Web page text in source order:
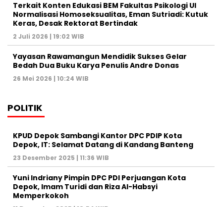
Terkait Konten Edukasi BEM Fakultas Psikologi UI
Normalisasi Homoseksualitas, Eman Sutriadi: Kutuk
Keras, Desak Rektorat Bertindak
2 Juli 2026 | 19:02 WIB
Yayasan Rawamangun Mendidik Sukses Gelar
Bedah Dua Buku Karya Penulis Andre Donas
26 Mei 2026 | 10:24 WIB
POLITIK
KPUD Depok Sambangi Kantor DPC PDIP Kota
Depok, IT: Selamat Datang di Kandang Banteng
23 Desember 2025 | 11:36 WIB
Yuni Indriany Pimpin DPC PDI Perjuangan Kota
Depok, Imam Turidi dan Riza Al-Habsyi
Memperkokoh